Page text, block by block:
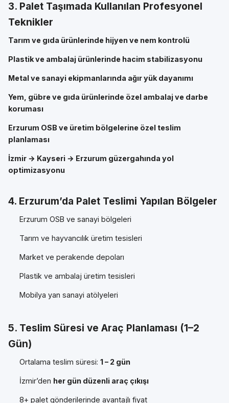
3. Palet Taşımada Kullanılan Profesyonel
Teknikler
Tarım ve gıda ürünlerinde hijyen ve nem kontrolü
Plastik ve ambalaj ürünlerinde hacim stabilizasyonu
Metal ve sanayi ekipmanlarında ağır yük dayanımı
Yem, gübre ve gıda ürünlerinde özel ambalaj ve darbe
koruması
Erzurum OSB ve üretim bölgelerine özel teslim
planlaması
İzmir → Kayseri → Erzurum güzergahında yol
optimizasyonu
4. Erzurum’da Palet Teslimi Yapılan Bölgeler
Erzurum OSB ve sanayi bölgeleri
Tarım ve hayvancılık üretim tesisleri
Market ve perakende depoları
Plastik ve ambalaj üretim tesisleri
Mobilya yan sanayi atölyeleri
5. Teslim Süresi ve Araç Planlaması (1–2
Gün)
Ortalama teslim süresi: 1 – 2 gün
İzmir’den her gün düzenli araç çıkışı
8+ palet gönderilerinde avantajlı fiyat